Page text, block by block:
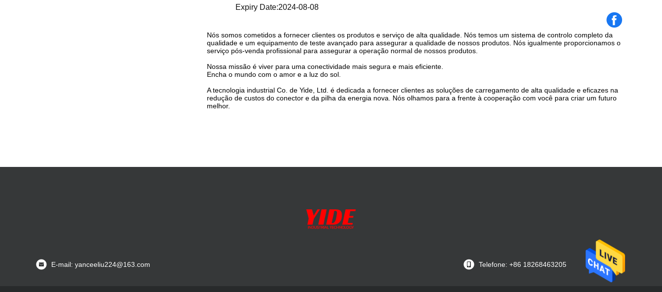
Expiry Date:2024-08-08
Nós somos cometidos a fornecer clientes os produtos e serviço de alta qualidade. Nós temos um sistema de controlo completo da
qualidade e um equipamento de teste avançado para assegurar a qualidade de nossos produtos. Nós igualmente proporcionamos o
serviço pós-venda profissional para assegurar a operação normal de nossos produtos.
Nossa missão é viver para uma conectividade mais segura e mais eficiente.
Encha o mundo com o amor e a luz do sol.
A tecnologia industrial Co. de Yide, Ltd. é dedicada a fornecer clientes as soluções de carregamento de alta qualidade e eficazes na
redução de custos do conector e da pilha da energia nova. Nós olhamos para a frente à cooperação com você para criar um futuro
melhor.
E-mail: yanceeliu224@163.com Telefone: +86 18268463205